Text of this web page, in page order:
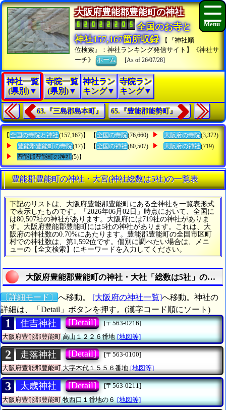
大阪府豊能郡豊能町の神社
全国のお寺と
神社157,167箇所収録
【『神社順
位検索』：神社ランキング発信サイト】《神社サ
ーチ》ホーム [As of 26/07/28]
神社一覧
(県別)▼
寺院一覧
(県別)▼
神社ラン
キング▼
寺院ラン
キング▼
63.『三島郡島本町』 65.『豊能郡能勢町』
【 全国の寺院と神社(157,167)】 【 全国の寺院(76,660) 大阪府の寺院(3,372)
豊能郡豊能町の寺院(17)】 【 全国の神社(80,507) 大阪府の神社(719)
豊能郡豊能町の神社(5)】
豊能郡豊能町の神社・大宮(神社総数は5社)の一覧表
下記のリストは、大阪府豊能郡豊能町にある全神社を一覧表形式
で表示したものです。「2026年06月02日」時点において、全国に
は80,507社の神社があります。大阪府には719社の神社がありま
す。大阪府豊能郡豊能町には5社の神社があります。これは、大
阪府の神社数の0.70%にあたります。豊能郡豊能町の全国市区町
村での神社数は、第1,592位です。個別に調べたい場合は、メニ
ューの【全文検索】にキーワードを入力してください。
大阪府豊能郡豊能町の神社・大社「総数は5社」の詳細
〔詳細モード〕 へ移動。 [大阪府の神社一覧]へ移動。神社の
詳細は、「Detail」ボタンを押す。(漢字コード順にソート)
1 住吉神社 [Detail]
[〒563-0216]
大阪府豊能郡豊能町高山１２２６番地 [地図等]
2 走落神社 [Detail]
[〒563-0100]
大阪府豊能郡豊能町大字木代１５５６番地 [地図等]
3 太歳神社 [Detail]
[〒563-0211]
大阪府豊能郡豊能町牧西口１番地の６ [地図等]